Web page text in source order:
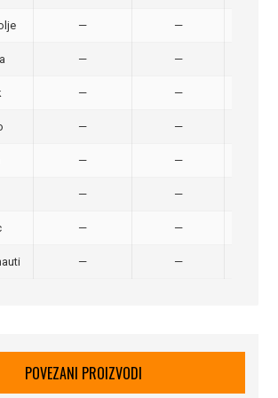
— —
— —
— —
— —
— —
— —
— —
— —
POVEZANI PROIZVODI